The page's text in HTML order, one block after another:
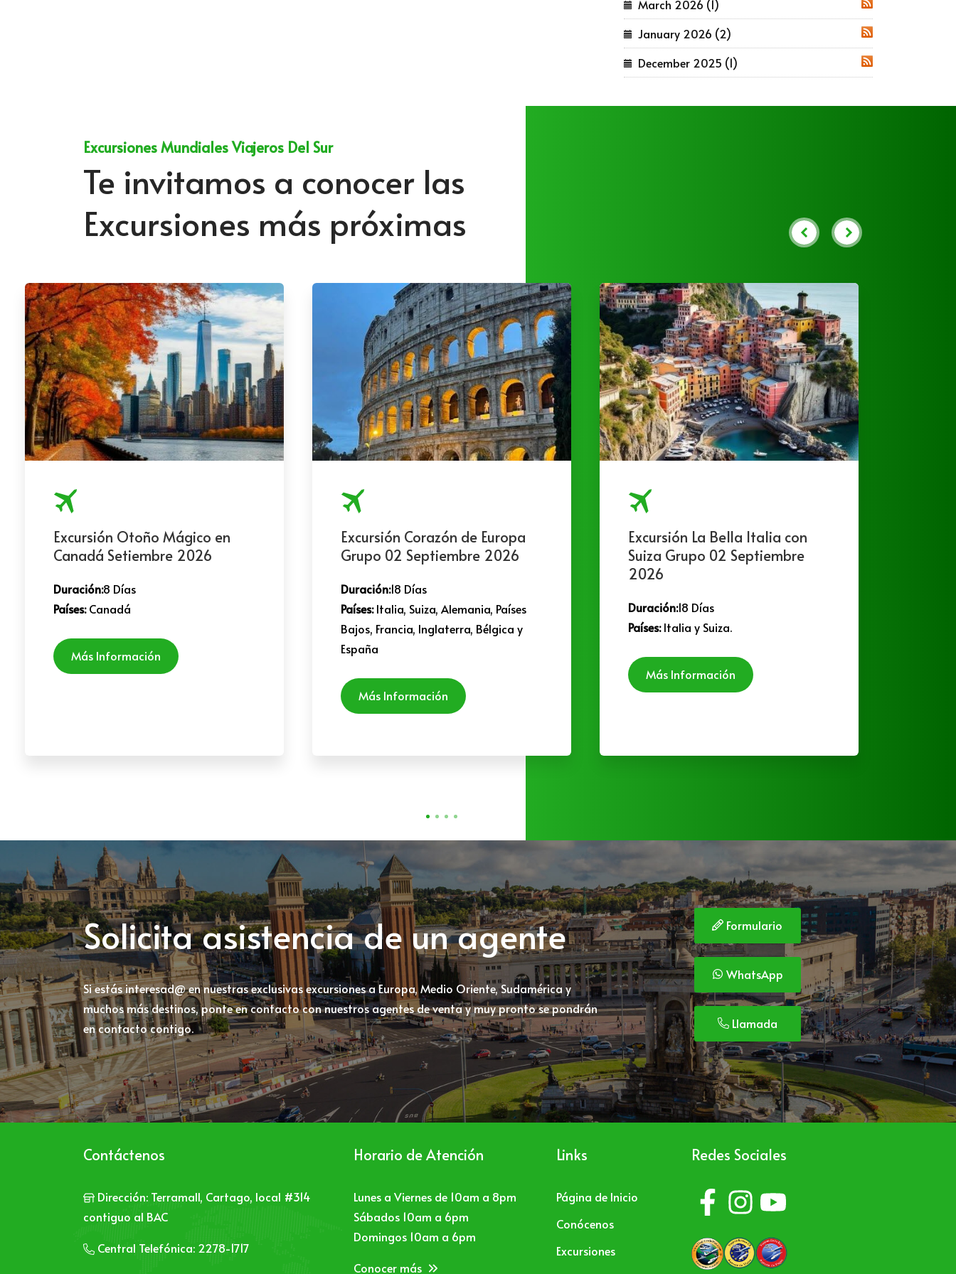
March 2026 (1)
January 2026 (2)
December 2025 (1)
Excursiones Mundiales Viajeros Del Sur
Te invitamos a conocer las
Excursiones más próximas
Excursión Otoño Mágico en
Canadá Setiembre 2026
Duración:8 Días
Países:Canadá
Más Información
Excursión Corazón de Europa
Grupo 02 Septiembre 2026
Duración:18 Días
Países:Italia, Suiza, Alemania, Países
Bajos, Francia, Inglaterra, Bélgica y
España
Más Información
Excursión La Bella Italia con
Suiza Grupo 02 Septiembre
2026
Duración:18 Días
Países:Italia y Suiza.
Más Información
Solicita asistencia de un agente
Si estás interesad@ en nuestras exclusivas excursiones a Europa, Medio Oriente, Sudamérica y
muchos más destinos, ponte en contacto con nuestros agentes de venta y muy pronto se pondrán
en contacto contigo.
Formulario
WhatsApp
Llamada
Contáctenos
Dirección: Terramall, Cartago, local #314
contiguo al BAC
Central Telefónica: 2278-1717
Horario de Atención
Lunes a Viernes de 10am a 8pm
Sábados 10am a 6pm
Domingos 10am a 6pm
Conocer más
Links
Página de Inicio
Conócenos
Excursiones
Redes Sociales